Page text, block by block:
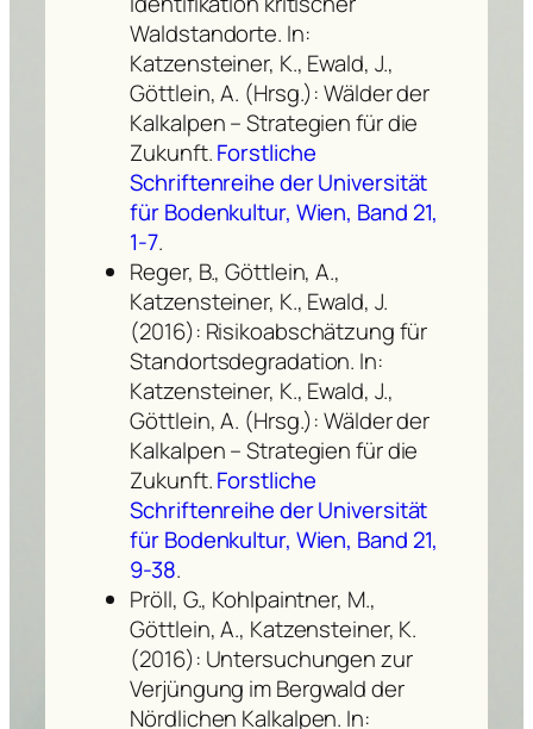
Waldstandorte. In:
Katzensteiner, K., Ewald, J.,
Göttlein, A. (Hrsg.): Wälder der
Kalkalpen – Strategien für die
Zukunft.Forstliche
Schriftenreihe der Universität
für Bodenkultur, Wien, Band 21,
1-7.
Reger, B., Göttlein, A.,
Katzensteiner, K., Ewald, J.
(2016): Risikoabschätzung für
Standortsdegradation. In:
Katzensteiner, K., Ewald, J.,
Göttlein, A. (Hrsg.): Wälder der
Kalkalpen – Strategien für die
Zukunft.Forstliche
Schriftenreihe der Universität
für Bodenkultur, Wien, Band 21,
9-38.
Pröll, G., Kohlpaintner, M.,
Göttlein, A., Katzensteiner, K.
(2016): Untersuchungen zur
Verjüngung im Bergwald der
Nördlichen Kalkalpen. In: